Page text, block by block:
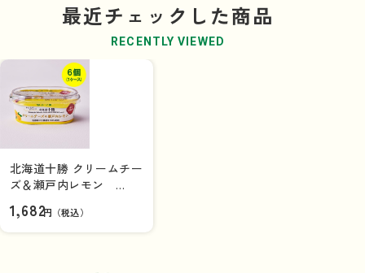
最近チェックした商品
RECENTLY VIEWED
北海道十勝 クリームチー
ズ＆瀬戸内レモン
1,682円（税込）